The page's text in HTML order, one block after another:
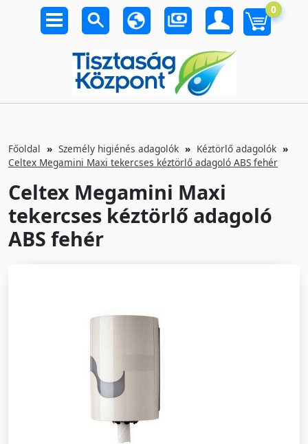
0
Főoldal Személy higiénés adagolók
Kéztörlő adagolók
Celtex Megamini Maxi tekercses kéztörlő adagoló ABS fehér
Celtex Megamini Maxi
tekercses kéztörlő adagoló
ABS fehér